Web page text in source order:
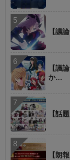
【議
【議
か…
【話
【朗